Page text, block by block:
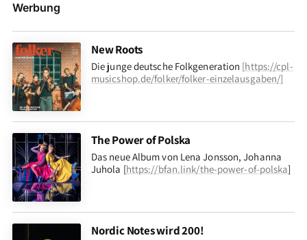
Werbung
New Roots
Die junge deutsche Folkgeneration [https://cpl-
musicshop.de/folker/folker-einzelausgaben/]
The Power of Polska
Das neue Album von Lena Jonsson, Johanna
Juhola [https://bfan.link/the-power-of-polska]
Nordic Notes wird 200!